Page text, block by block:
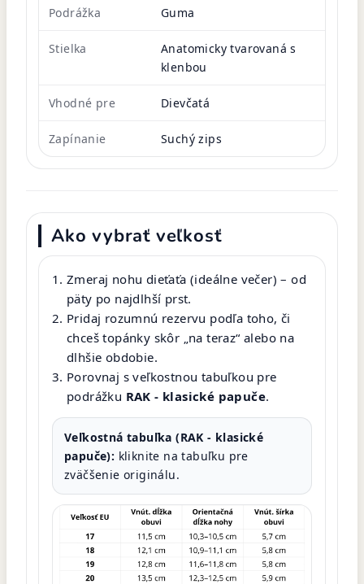
Podrážka Guma
Stielka
Anatomicky tvarovaná s
klenbou
Vhodné pre Dievčatá
Zapínanie Suchý zips
Ako vybrať veľkosť
Zmeraj nohu dieťaťa (ideálne večer) – od
päty po najdlhší prst.
Pridaj rozumnú rezervu podľa toho, či
chceš topánky skôr „na teraz“ alebo na
dlhšie obdobie.
Porovnaj s veľkostnou tabuľkou pre
podrážku RAK - klasické papuče.
Veľkostná tabuľka (RAK - klasické
papuče): kliknite na tabuľku pre
zväčšenie originálu.